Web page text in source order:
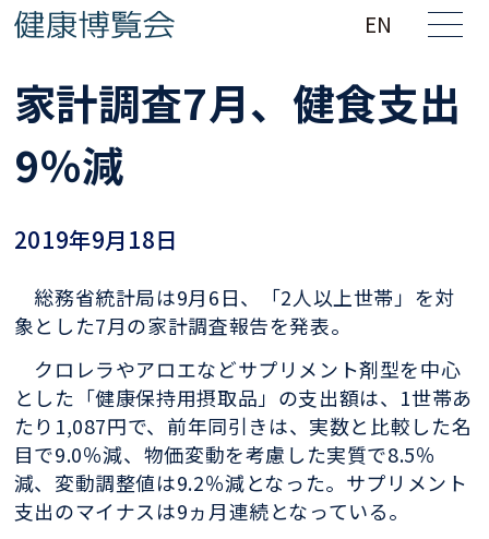
EN
家計調査7月、健食支出
9％減
2019年9月18日
総務省統計局は9月6日、「2人以上世帯」を対
象とした7月の家計調査報告を発表。
クロレラやアロエなどサプリメント剤型を中心
とした「健康保持用摂取品」の支出額は、1世帯あ
たり1,087円で、前年同引きは、実数と比較した名
目で9.0％減、物価変動を考慮した実質で8.5％
減、変動調整値は9.2％減となった。サプリメント
支出のマイナスは9ヵ月連続となっている。